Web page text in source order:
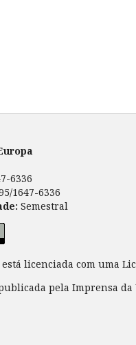
6336
1647-6336
Semestral
licenciada com uma
pela Imprensa